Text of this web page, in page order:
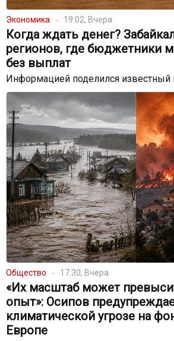
Экономика 19:02, Вчера
Когда ждать денег?
регионов, где бюджетники
без выплат
Информацией поделился известный
Общество 17:30, Вчера
«Их масштаб может
опыт»: Осипов
климатической угрозе на
Европе